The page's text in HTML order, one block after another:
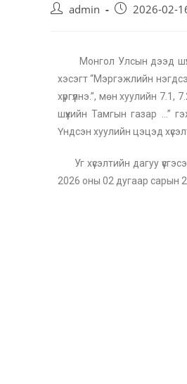
admin 2026-02-
Монгол Улсын дээд
хэсэгт “Мэргэжлийн
хүргүүлнэ.”, мөн хуулийн
шүүхийн Тамгын газар …”
Үндсэн хуулийн цэцэд хүсэлт
Уг хүсэлтийн дагуу
2026 оны 02 дугаар сарын